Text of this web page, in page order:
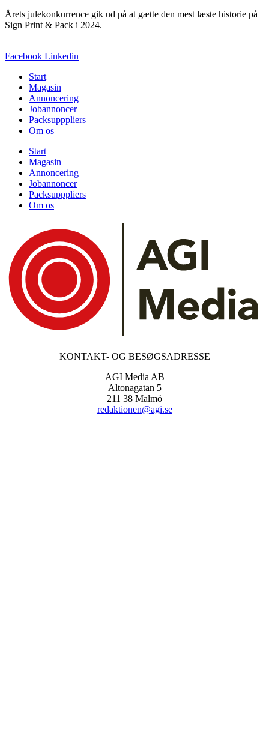
Årets julekonkurrence gik ud på at gætte den mest læste historie på
Sign Print & Pack i 2024.
Facebook Linkedin
Start
Magasin
Annoncering
Jobannoncer
Packsupppliers
Om os
Start
Magasin
Annoncering
Jobannoncer
Packsupppliers
Om os
KONTAKT- OG BESØGSADRESSE
AGI Media AB
Altonagatan 5
211 38 Malmö
redaktionen@agi.se